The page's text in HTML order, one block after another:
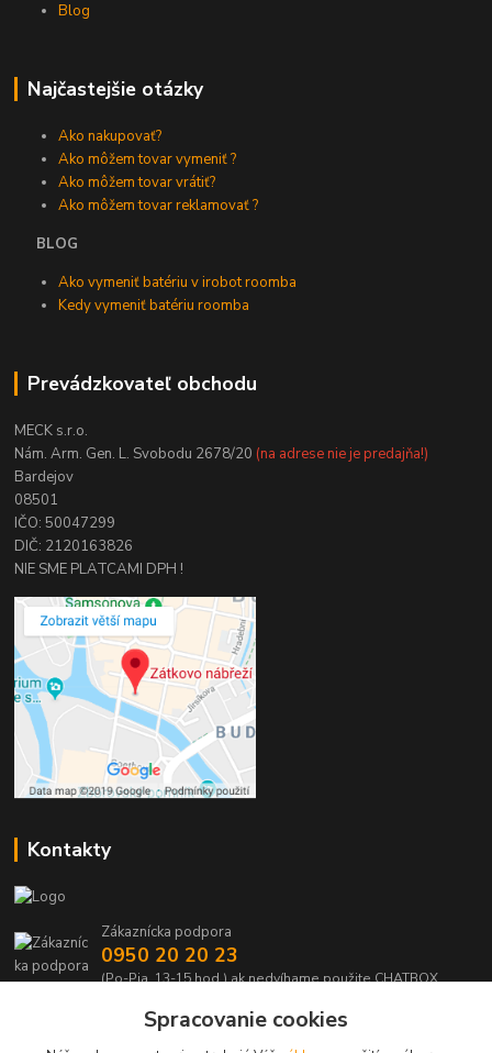
Blog
Najčastejšie otázky
Ako nakupovať?
Ako môžem tovar vymeniť ?
Ako môžem tovar vrátiť?
Ako môžem tovar reklamovať ?
BLOG
Ako vymeniť batériu v irobot roomba
Kedy vymeniť batériu roomba
Prevádzkovateľ obchodu
MECK s.r.o.
Nám. Arm. Gen. L. Svobodu 2678/20 (na adrese nie je predajňa!)
Bardejov
08501
IČO: 50047299
DIČ: 2120163826
NIE SME PLATCAMI DPH !
Kontakty
Zákaznícka podpora
0950 20 20 23
(Po-Pia, 13-15 hod.) ak nedvíhame použite CHATBOX
info@kabelmanie.skSpracovanie cookies